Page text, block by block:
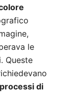
le
Queste
processi di